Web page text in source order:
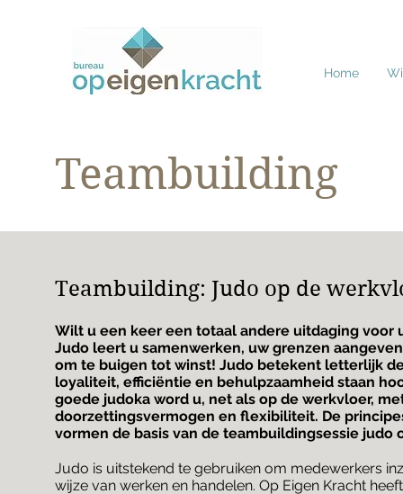
Home
Teambuilding
Teambuilding: Judo op de
Wilt u een keer een totaal andere uitdaging voor
Judo leert u samenwerken, uw grenzen
om te buigen tot winst! Judo betekent letterlijk
loyaliteit, efficiëntie en behulpzaamheid staan
goede judoka word u, net als op de werkvloer,
doorzettingsvermogen en flexibiliteit. De
vormen de basis van de teambuildingsessie judo
Judo is uitstekend te gebruiken om medewerkers
wijze van werken en handelen. Op Eigen Kracht